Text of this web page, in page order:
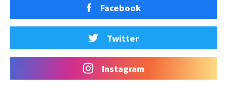
Facebook
Twitter
Instagram